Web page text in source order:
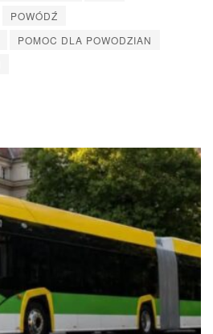
POWÓDŹ
POMOC DLA POWODZIAN